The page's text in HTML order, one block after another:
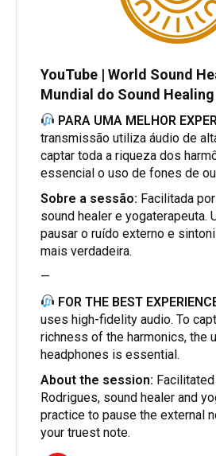
YouTube | World Sound
Mundial do Sound Healing
PARA UMA MELHOR
transmissão utiliza áudio de
captar toda a riqueza dos
essencial o uso de fones de
Sobre a sessão: Facilitada
sound healer e yogaterapeuta.
pausar o ruído externo e
mais verdadeira.
—
FOR THE BEST
uses high-fidelity audio. To
richness of the harmonics, the
headphones is essential.
About the session:
Rodrigues, sound healer and
practice to pause the external
your truest note.